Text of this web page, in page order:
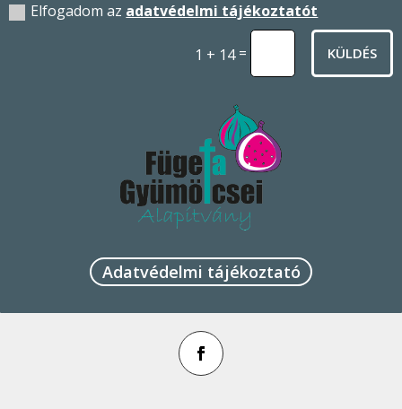
Elfogadom az adatvédelmi tájékoztatót
1 + 14= KÜLDÉS
Adatvédelmi tájékoztató